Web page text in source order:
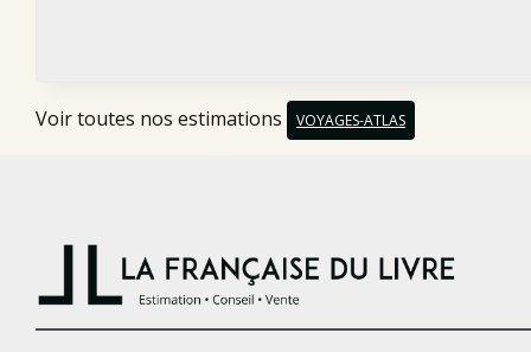
Voir toutes nos estimations VOYAGES-ATLAS